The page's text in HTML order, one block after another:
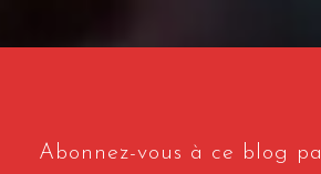
Abonnez-vous à ce blog